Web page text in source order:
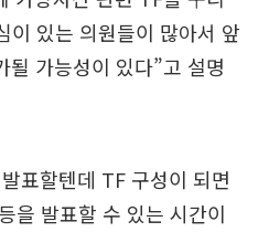
이 있는 의원들이 많아서 앞
될 가능성이 있다”고 설명
표할텐데 TF 구성이 되면
을 발표할 수 있는 시간이